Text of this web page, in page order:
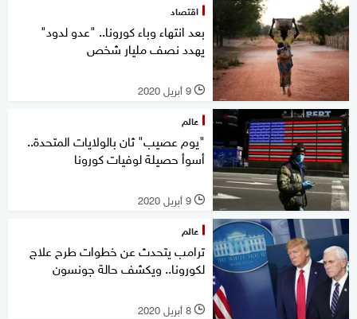
اقتصاد
بعد انتهاء وباء كورونا.. "عدو لدود"
يهدد نصف مليار شخص
l 9 أبريل 2020
عالم
"يوم عصيب" ثان بالولايات المتحدة..
أسوأ حصيلة لوفيات كورونا
l 9 أبريل 2020
عالم
ترامب يتحدث عن خطوات طرح علاج
لكورونا.. ويكشف حالة جونسون
l 8 أبريل 2020